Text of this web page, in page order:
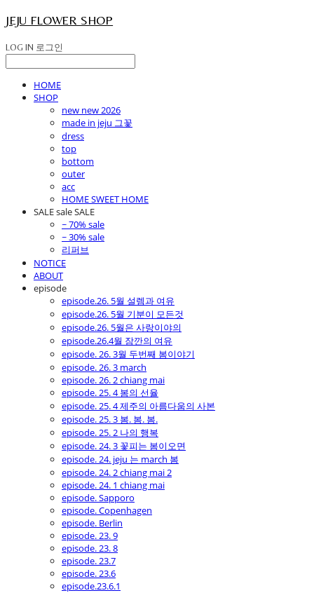
JEJU FLOWER SHOP
LOG IN 로그인
HOME
SHOP
new new 2026
made in jeju 그꽃
dress
top
bottom
outer
acc
HOME SWEET HOME
SALE sale SALE
~ 70% sale
~ 30% sale
리퍼브
NOTICE
ABOUT
episode
episode.26. 5월 설렘과 여유
episode.26. 5월 기분이 모든것
episode.26. 5월은 사랑이야의
episode.26.4월 잠깐의 여유
episode. 26. 3월 두번째 봄이야기
episode. 26. 3 march
episode. 26. 2 chiang mai
episode. 25. 4 봄의 선율
episode. 25. 4 제주의 아름다움의 사본
episode. 25. 3 봄. 봄. 봄.
episode. 25. 2 나의 행복
episode. 24. 3 꽃피는 봄이오면
episode. 24. jeju 는 march 봄
episode. 24. 2 chiang mai 2
episode. 24. 1 chiang mai
episode. Sapporo
episode. Copenhagen
episode. Berlin
episode. 23. 9
episode. 23. 8
episode. 23.7
episode. 23.6
episode.23.6.1